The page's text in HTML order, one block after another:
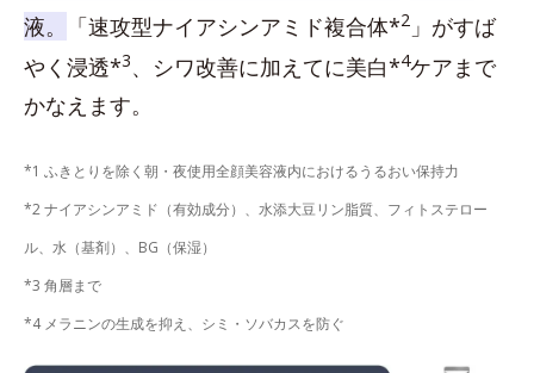
液。
「速攻型ナイアシンアミド複合体*2 」がすば
やく浸透*3、シワ改善に加えてに美白*4ケアまで
かなえます。
*1 ふきとりを除く朝・夜使用全顔美容液内におけるうるおい保持力
*2 ナイアシンアミド（有効成分）、水添大豆リン脂質、フィトステロー
ル、水（基剤）、BG（保湿）
*3 角層まで
*4 メラニンの生成を抑え、シミ・ソバカスを防ぐ